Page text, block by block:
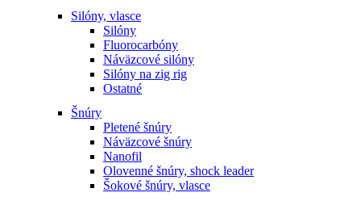
Silóny, vlasce
Silóny
Fluorocarbóny
Náväzcové silóny
Silóny na zig rig
Ostatné
Šnúry
Pletené šnúry
Náväzcové šnúry
Nanofil
Olovenné šnúry, shock leader
Šokové šnúry, vlasce